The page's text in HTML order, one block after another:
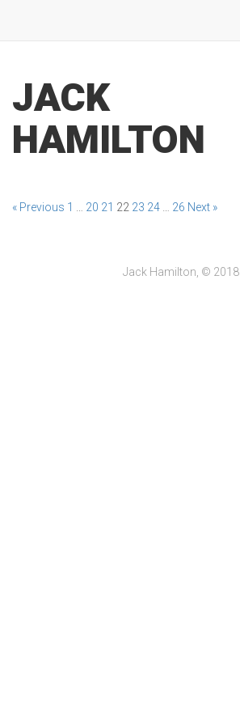
JACK
HAMILTON
« Previous 1 20 21 22 23 24 26 Next »
Jack Hamilton, © 2018